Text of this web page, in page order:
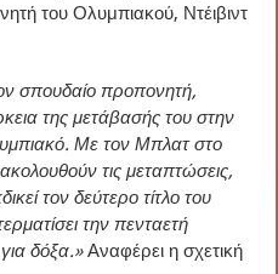
του Ολυμπιακού, Ντέιβιντ
σπουδαίο προπονητή,
της μετάβασής του στην
Με τον Μπλατ στο
τις μεταπτώσεις,
τον δεύτερο τίτλο του
την πενταετή
δόξα.»Αναφέρει η σχετική